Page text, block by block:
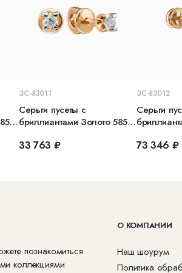
ЗС-83011
Серьги пусеты с
бриллиантами Золото 585
33 763 ₽
ЗС-83012
Серьги
73 346 ₽
познакомиться
коллекциями
О КОМПАНИИ
Наш шоурум
Политика